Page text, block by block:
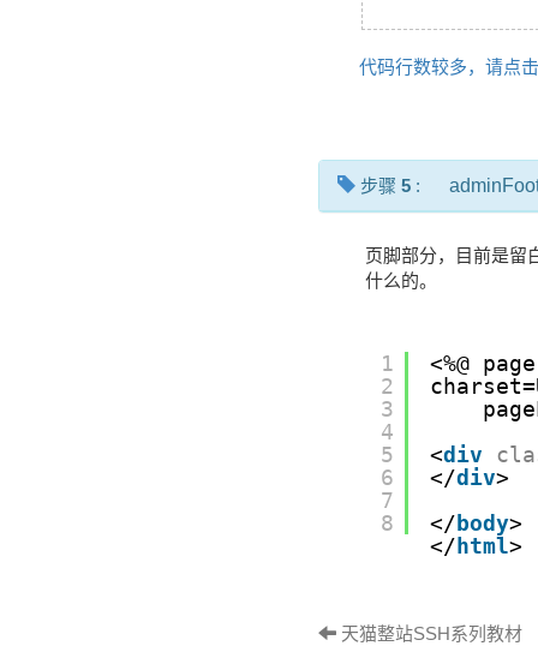
代码行数较多，请点
步骤 5 :
页脚部分，目前是留
什么的。
1
2
3
4
5
6
7
8
<%@
<div
</div>
</body>
</ html>
天猫整站SSH系列教材